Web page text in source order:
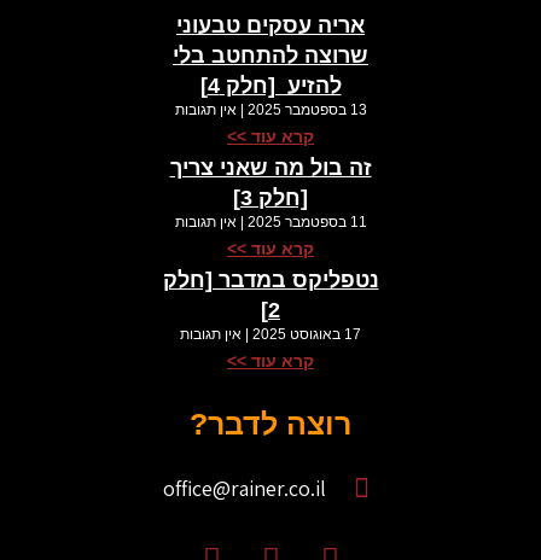
אריה עסקים טבעוני
שרוצה להתחטב בלי
להזיע ​ [חלק 4]
13 בספטמבר 2025 אין תגובות
קרא עוד >>
זה בול מה שאני צריך
[חלק 3]
11 בספטמבר 2025 אין תגובות
קרא עוד >>
נטפליקס במדבר​ [חלק
2]
17 באוגוסט 2025 אין תגובות
קרא עוד >>
רוצה לדבר?
office@rainer.co.il